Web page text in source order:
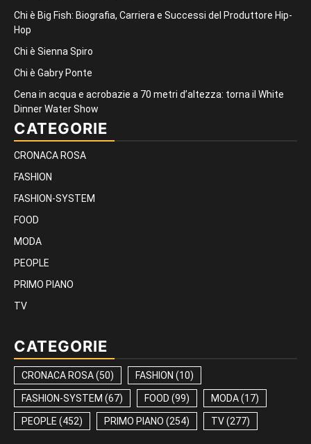
Chi è Big Fish: Biografia, Carriera e Successi del Produttore Hip-
Hop
Chi è Sienna Spiro
Chi è Gabry Ponte
Cena in acqua e acrobazie a 70 metri d’altezza: torna il White
Dinner Water Show
CATEGORIE
CRONACA ROSA
FASHION
FASHION-SYSTEM
FOOD
MODA
PEOPLE
PRIMO PIANO
TV
CATEGORIE
CRONACA ROSA(50) FASHION (10)
FASHION-SYSTEM (67) FOOD (99) MODA(17)
PEOPLE (452) PRIMO PIANO (254) TV(277)